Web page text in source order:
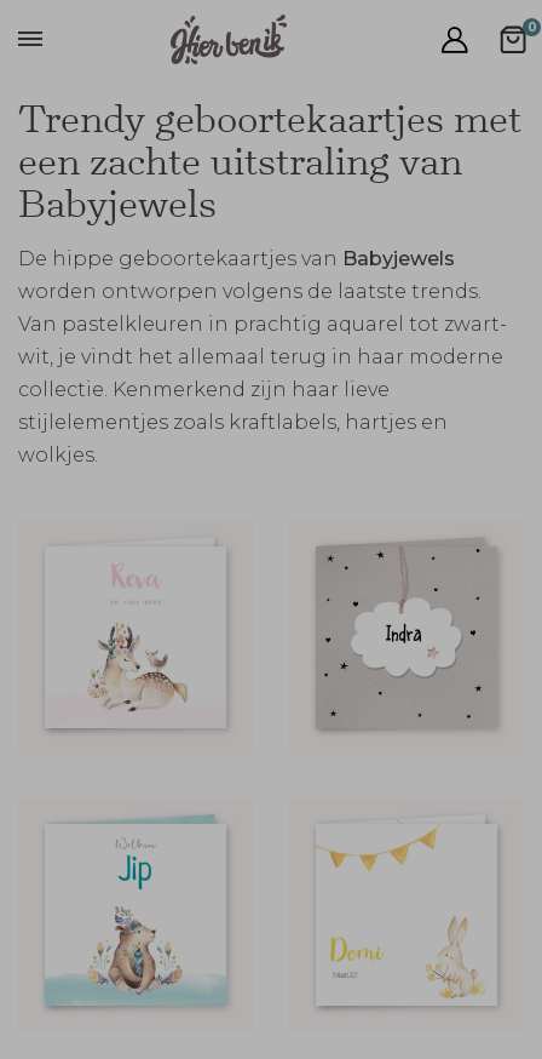
0
Trendy geboortekaartjes met
een zachte uitstraling van
Babyjewels
De hippe geboortekaartjes van Babyjewels
worden ontworpen volgens de laatste trends.
Van pastelkleuren in prachtig aquarel tot zwart-
wit, je vindt het allemaal terug in haar moderne
collectie. Kenmerkend zijn haar lieve
stijlelementjes zoals kraftlabels, hartjes en
wolkjes.